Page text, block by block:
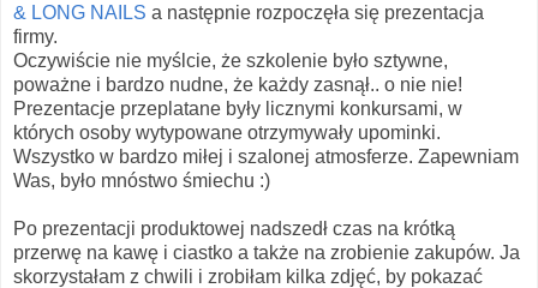
& LONG NAILS a następnie rozpoczęła się prezentacja
firmy.
Oczywiście nie myślcie, że szkolenie było sztywne,
poważne i bardzo nudne, że każdy zasnął.. o nie nie!
Prezentacje przeplatane były licznymi konkursami, w
których osoby wytypowane otrzymywały upominki.
Wszystko w bardzo miłej i szalonej atmosferze. Zapewniam
Was, było mnóstwo śmiechu :)
Po prezentacji produktowej nadszedł czas na krótką
przerwę na kawę i ciastko a także na zrobienie zakupów. Ja
skorzystałam z chwili i zrobiłam kilka zdjęć, by pokazać